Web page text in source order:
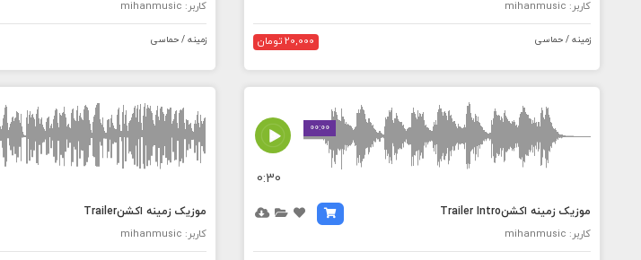
کاربر: mihanmusic
زمینه / حماسی 20,000 تومان
کاربر: mihanmusic
زمینه / حماسی
00:00
MEDIA_ELEMENT_ERROR: Empty src attribute
0:30
موزیک زمینه اکشنTrailer Intro
کاربر: mihanmusic
Empty src attribute
موزیک زمینه اکشنTrailer
کاربر: mihanmusic